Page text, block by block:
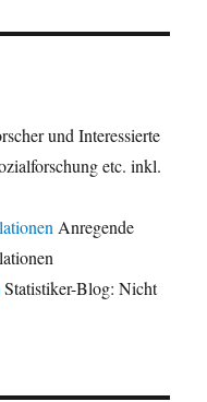
und Interessierte
etc. inkl.
Anregende
Statistiker-Blog: Nicht